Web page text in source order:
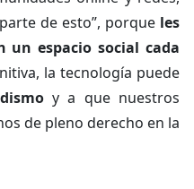
de esto”, porque les
un espacio social cada
la tecnología puede
y a que nuestros
de pleno derecho en la